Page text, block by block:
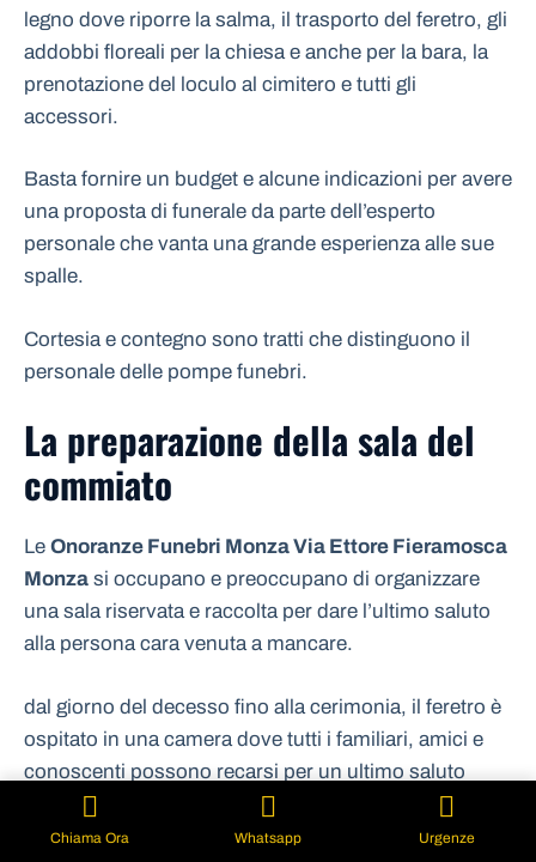
legno dove riporre la salma, il trasporto del feretro, gli
addobbi floreali per la chiesa e anche per la bara, la
prenotazione del loculo al cimitero e tutti gli
accessori.
Basta fornire un budget e alcune indicazioni per avere
una proposta di funerale da parte dell’esperto
personale che vanta una grande esperienza alle sue
spalle.
Cortesia e contegno sono tratti che distinguono il
personale delle pompe funebri.
La preparazione della sala del
commiato
Le Onoranze Funebri Monza Via Ettore Fieramosca
Monza si occupano e preoccupano di organizzare
una sala riservata e raccolta per dare l’ultimo saluto
alla persona cara venuta a mancare.
dal giorno del decesso fino alla cerimonia, il feretro è
ospitato in una camera dove tutti i familiari, amici e
conoscenti possono recarsi per un ultimo saluto
secondo gli orari.
Chiama Ora Whatsapp Urgenze